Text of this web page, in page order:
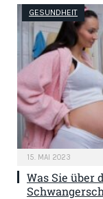
GESUNDHEIT
15. MAI 2023
Was Sie über